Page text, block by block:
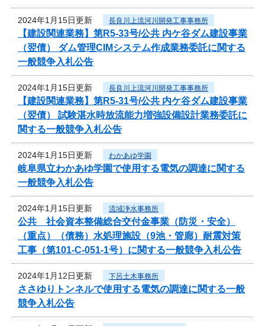
2024年1月15日更新 長良川上流河川開発工事事務所
【建設関連業務】第R5-33号/公共 内ケ谷ダム建設事業
（翌債） ダム管理CIMシステム作成業務委託に関する
一般競争入札公告
2024年1月15日更新 長良川上流河川開発工事事務所
【建設関連業務】第R5-31号/公共 内ケ谷ダム建設事業
（翌債） 試験湛水時放流能力増強設備設計業務委託に
関する一般競争入札公告
2024年1月15日更新 わかあゆ学園
岐阜県立わかあゆ学園で使用する電気の調達に関する
一般競争入札公告
2024年1月15日更新 流域浄水事務所
公共 社会資本整備総合交付金事業（防災・安全）
（重点）（債務）水処理施設（9池・管廊）耐震対策
工事（第101-C-051-1号）に関する一般競争入札公告
2024年1月12日更新 下呂土木事務所
ささゆりトンネルで使用する電気の調達に関する一般
競争入札公告